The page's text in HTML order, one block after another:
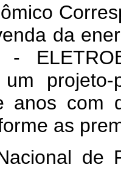
da
-
um
anos com
as
de